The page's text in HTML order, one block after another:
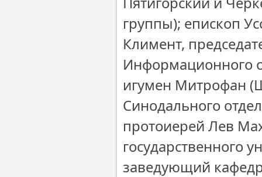
группы); епископ
Климент,
Информационного
игумен Митрофан
Синодального
протоиерей Лев
государственного
заведующий